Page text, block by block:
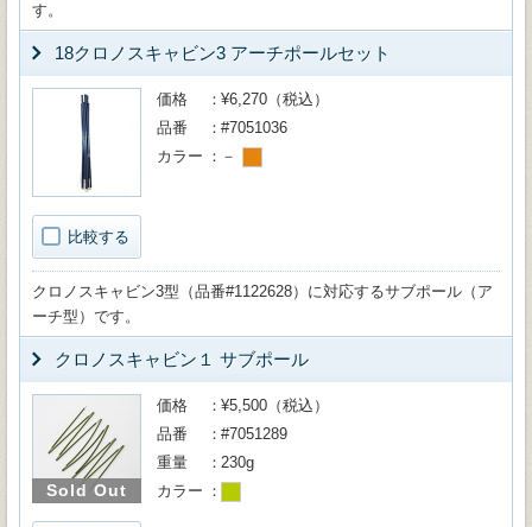
す。
18クロノスキャビン3 アーチポールセット
比較する
価格
¥6,270（税込）
品番
#7051036
カラー
－
クロノスキャビン3型（品番#1122628）に対応するサブポール（ア
ーチ型）です。
クロノスキャビン１ サブポール
Sold Out
価格
¥5,500（税込）
品番
#7051289
重量
230g
カラー